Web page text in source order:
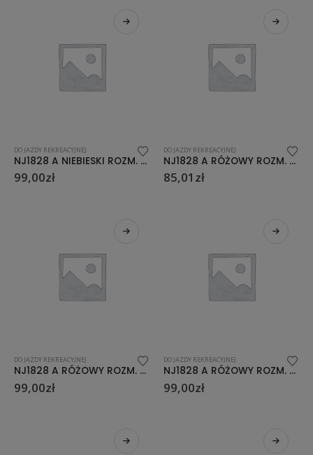
DO JAZDY REKREACYJNEJ
NJ1828 A NIEBIESKI ROZM. L (39-42) ŁYŻWOROLKI NILS EXTREME
99,00zł
DO JAZDY REKREACYJNEJ
NJ1828 A RÓŻOWY ROZM. S (31-34) ŁYŻWOROLKI NILS EXTREME
85,01 zł
DO JAZDY REKREACYJNEJ
NJ1828 A RÓŻOWY ROZM. M (35-38) ŁYŻWOROLKI NILS EXTREME
99,00zł
DO JAZDY REKREACYJNEJ
NJ1828 A RÓŻOWY ROZM. L (39-42) ŁYŻWOROLKI NILS EXTREME
99,00zł